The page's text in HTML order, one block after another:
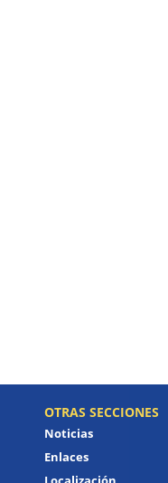
OTRAS SECCIONES
Noticias
Enlaces